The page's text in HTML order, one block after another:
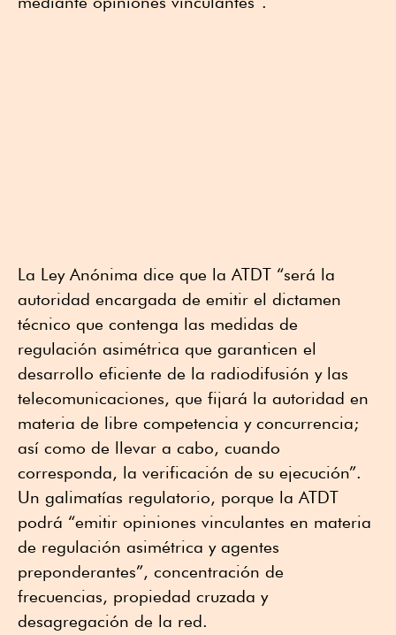
La Ley Anónima dice que la ATDT “será la
autoridad encargada de emitir el dictamen
técnico que contenga las medidas de
regulación asimétrica que garanticen el
desarrollo eficiente de la radiodifusión y las
telecomunicaciones, que fijará la autoridad en
materia de libre competencia y concurrencia;
así como de llevar a cabo, cuando
corresponda, la verificación de su ejecución”.
Un galimatías regulatorio, porque la ATDT
podrá “emitir opiniones vinculantes en materia
de regulación asimétrica y agentes
preponderantes”, concentración de
frecuencias, propiedad cruzada y
desagregación de la red.